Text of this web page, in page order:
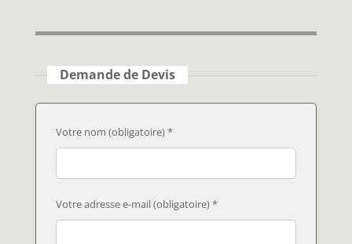
Demande de Devis
Votre nom (obligatoire) *
Votre adresse e-mail (obligatoire) *